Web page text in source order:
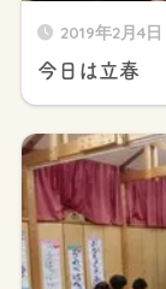
2019年2月4日
今日は立春